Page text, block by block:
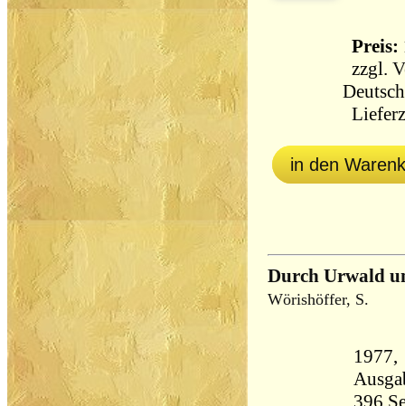
Preis:
zzgl.
in den
Durch Urwald
Wörishöffer, S.
1977,
396 Seiten